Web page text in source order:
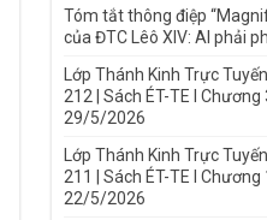
Tóm tắt thông điệp
của ĐTC Lêô XIV: AI phải
Lớp Thánh Kinh Trực
212 | Sách ÉT-TE I Chương
29/5/2026
Lớp Thánh Kinh Trực
211 | Sách ÉT-TE I Chương
22/5/2026